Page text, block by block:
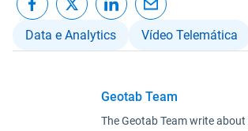
Data e Analytics Vídeo Telemática
Geotab Team
The Geotab Team write